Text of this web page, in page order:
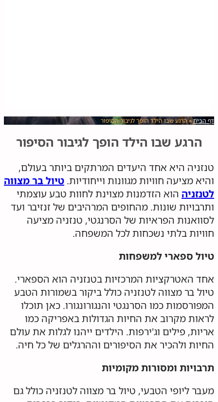
דף הבית»הרגע שבו הילד הופך לגיבור הסיפור
הרגע שבו הילד הופך לגיבור הסיפור
טנזניה היא אחד היעדים המרתקים ביותר בעולם,
והיא מציעה חוויות מגוונות וייחודיות. טיול בר מצווה
לטנזניה הוא הזדמנות מצוינת לחוות טבע עוצמתי
ותרבויות שונות. מהחופים המרהיבים של זנזיבר ועד
לסוואנות הפראיות של הסרנגטי, טנזניה מציעה
חוויות בלתי נשכחות לכל המשפחה.
טיול ספארי למשפחות
אחד האטרקציות המרכזיות בטנזניה הוא הספארי.
טיול בר מצווה לטנזניה כולל ביקור בשמורות הטבע
המפורסמות כמו הסרנגטי והנגורונגורו. כאן תוכלו
לראות מקרוב את החיות הגדולות באפריקה כמו
אריות, פילים וג'ירפות. הילדים ייהנו לגלות את עולם
החיות ולהכיר את הסיפורים וההרגלים של כל חיה.
תרבויות ומסורות מקומיות
מעבר ליופי הטבעי, טיול בר מצווה לטנזניה כולל גם